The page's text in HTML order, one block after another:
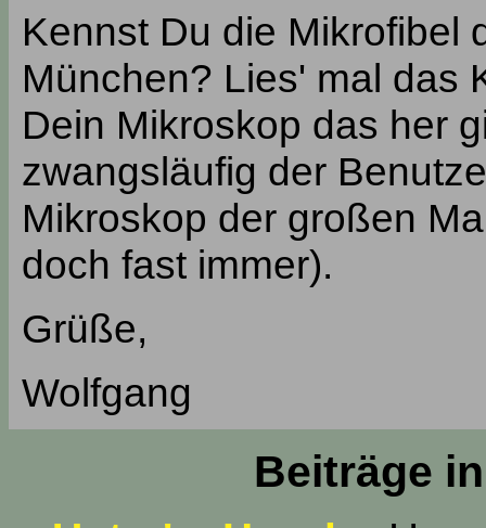
Kennst Du die Mikrofibel
München? Lies' mal das
Dein Mikroskop das her
zwangsläufig der
Mikroskop der großen
doch fast immer).
Grüße,
Wolfgang
Beiträge